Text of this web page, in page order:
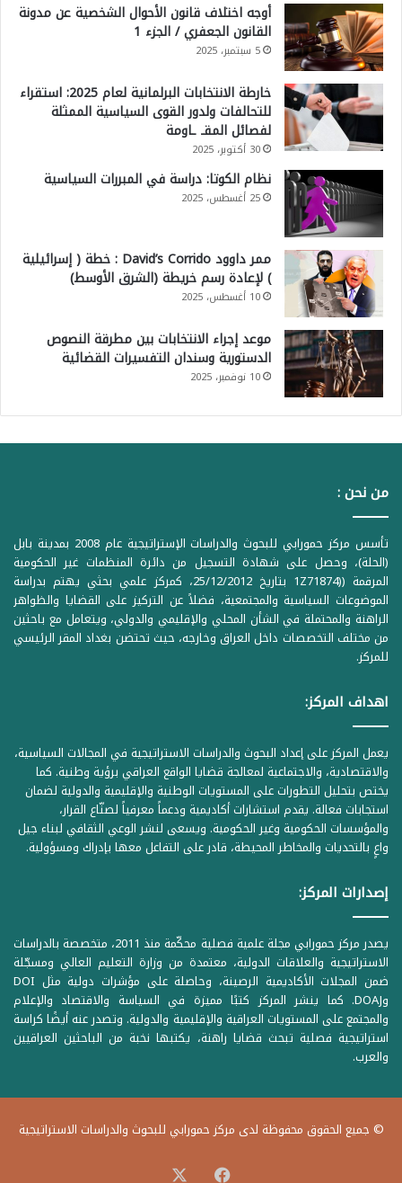
أوجه اختلاف قانون الأحوال الشخصية عن مدونة
القانون الجعفري / الجزء 1
5 سبتمبر، 2025
خارطة الانتخابات البرلمانية لعام 2025: استقراء
للتحالفات ولدور القوى السياسية الممثلة
لفصائل المقـ ـاومة
30 أكتوبر، 2025
نظام الكوتا: دراسة في المبررات السياسية
25 أغسطس، 2025
ممر داوود David’s Corrido : خطة ( إسرائيلية
) لإعادة رسم خريطة (الشرق الأوسط)
10 أغسطس، 2025
موعد إجراء الانتخابات بين مطرقة النصوص
الدستورية وسندان التفسيرات القضائية
10 نوفمبر، 2025
من نحن :
تأسس مركز حمورابي للبحوث والدراسات الإستراتيجية عام 2008 بمدينة بابل
(الحلة)، وحصل على شهادة التسجيل من دائرة المنظمات غير الحكومية
المرقمة ((1Z71874 بتاريخ 25/12/2012، كمركز علمي بحثي يهتم بدراسة
الموضوعات السياسية والمجتمعية، فضلاً عن التركيز على القضايا والظواهر
الراهنة والمحتملة في الشأن المحلي والإقليمي والدولي، ويتعامل مع باحثين
من مختلف التخصصات داخل العراق وخارجه، حيث تحتضن بغداد المقر الرئيسي
للمركز.
اهداف المركز:
يعمل المركز على إعداد البحوث والدراسات الاستراتيجية في المجالات السياسية،
والاقتصادية، والاجتماعية لمعالجة قضايا الواقع العراقي برؤية وطنية. كما
يختص بتحليل التطورات على المستويات الوطنية والإقليمية والدولية لضمان
استجابات فعالة. يقدم استشارات أكاديمية ودعماً معرفياً لصنّاع القرار،
والمؤسسات الحكومية وغير الحكومية. ويسعى لنشر الوعي الثقافي لبناء جيل
واعٍ بالتحديات والمخاطر المحيطة، قادر على التفاعل معها بإدراك ومسؤولية.
إصدارات المركز:
يصدر مركز حمورابي مجلة علمية فصلية محكّمة منذ 2011، متخصصة بالدراسات
الاستراتيجية والعلاقات الدولية، معتمدة من وزارة التعليم العالي ومسجّلة
ضمن المجلات الأكاديمية الرصينة، وحاصلة على مؤشرات دولية مثل DOI
وDOAJ. كما ينشر المركز كتبًا مميزة في السياسة والاقتصاد والإعلام
والمجتمع على المستويات العراقية والإقليمية والدولية. وتصدر عنه أيضًا كراسة
استراتيجية فصلية تبحث قضايا راهنة، يكتبها نخبة من الباحثين العراقيين
والعرب.
© جميع الحقوق محفوظة لدى مركز حمورابي للبحوث والدراسات الاستراتيجية
فيسبوك